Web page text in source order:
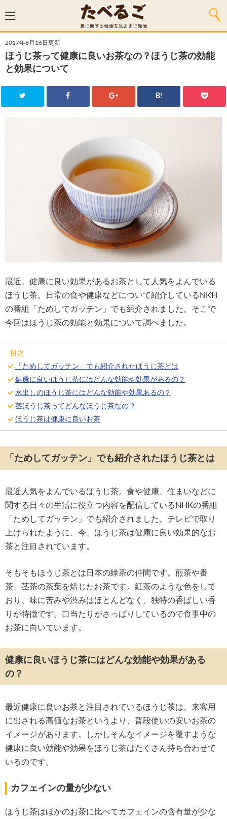
2017年8月16日更新
ほうじ茶って健康に良いお茶なの？ほうじ茶の効能
と効果について
B!
最近、健康に良い効果があるお茶として人気をよんでいる
ほうじ茶。日常の食や健康などについて紹介しているNKH
の番組「ためしてガッテン」でも紹介されました。そこで
今回はほうじ茶の効能と効果について調べました。
目次
「ためしてガッテン」でも紹介されたほうじ茶とは
健康に良いほうじ茶にはどんな効能や効果があるの？
水出しのほうじ茶にはどんな効能や効果あるの？
茎ほうじ茶ってどんなほうじ茶なの？
ほうじ茶は健康に良いお茶
「ためしてガッテン」でも紹介されたほうじ茶とは
最近人気をよんでいるほうじ茶。食や健康、住まいなどに
関する日々の生活に役立つ内容を配信しているNHKの番組
「ためしてガッテン」でも紹介されました。テレビで取り
上げられたように、今、ほうじ茶は健康に良い効果的なお
茶と注目されています。
そもそもほうじ茶とは日本の緑茶の仲間です。煎茶や番
茶、茎茶の茶葉を焙じたお茶です。紅茶のような色をして
おり、味に苦みや渋みはほとんどなく、独特の香ばしい香
りが特徴です。口当たりがさっぱりしているので食事中の
お茶に向いています。
健康に良いほうじ茶にはどんな効能や効果がある
の？
最近健康に良いお茶と注目されているほうじ茶は、来客用
に出される高価なお茶というより、普段使いの安いお茶の
イメージがあります。しかしそんなイメージを覆すような
健康に良い効能や効果をほうじ茶はたくさん持ち合わせて
いるのです。
カフェインの量が少ない
ほうじ茶はほかのお茶に比べてカフェインの含有量が少な